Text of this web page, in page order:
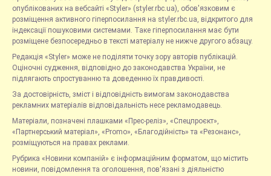
опублікованих на вебсайті «Styler» (styler.rbc.ua), обов'язковим є
розміщення активного гіперпосилання на styler.rbc.ua, відкритого для
індексації пошуковими системами. Таке гіперпосилання має бути
розміщене безпосередньо в тексті матеріалу не нижче другого абзацу.
Редакція «Styler» може не поділяти точку зору авторів публікацій.
Оціночні судження, відповідно до законодавства України, не
підлягають спростуванню та доведенню їх правдивості.
За достовірність, зміст і відповідність вимогам законодавства
рекламних матеріалів відповідальність несе рекламодавець.
Матеріали, позначені плашками «Прес-реліз», «Спецпроєкт»,
«Партнерський матеріал», «Promo», «Благодійність» та «Резонанс»,
розміщуються на правах реклами.
Рубрика «Новини компаній» є інформаційним форматом, що містить
новини, повідомлення та оголошення, пов'язані з діяльністю